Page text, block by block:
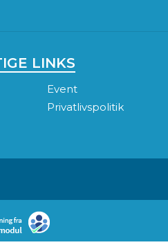
LINKS
Event
Privatlivspolitik